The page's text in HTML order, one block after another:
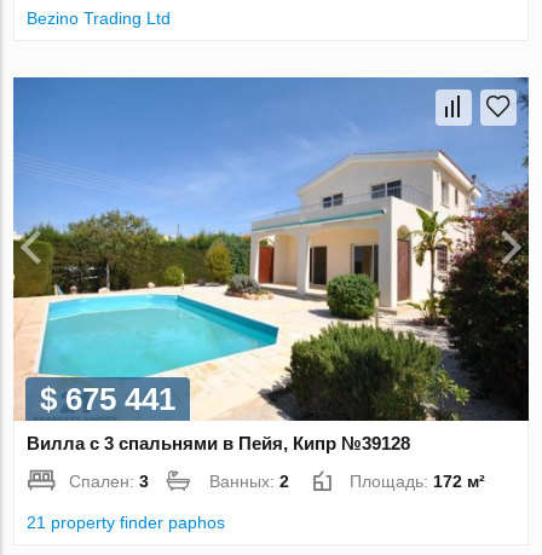
Bezino Trading Ltd
$ 675 441
Вилла с 3 спальнями в Пейя, Кипр №39128
Спален:3 Ванных:2 Площадь: 172 м²
21 property finder paphos